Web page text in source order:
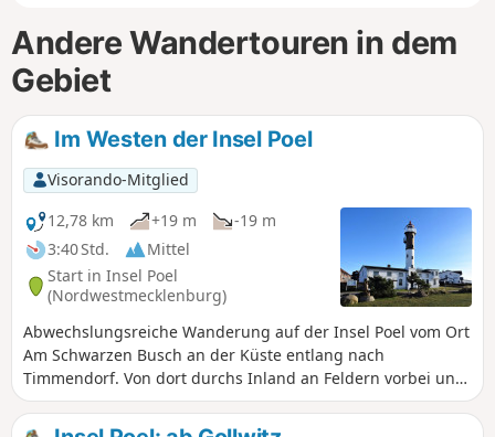
Andere Wandertouren in dem
Gebiet
Im Westen der Insel Poel
Visorando-Mitglied
12,78 km
+19 m
-19 m
3:40 Std.
Mittel
Start in Insel Poel
(Nordwestmecklenburg)
Abwechslungsreiche Wanderung auf der Insel Poel vom Ort
Am Schwarzen Busch an der Küste entlang nach
Timmendorf. Von dort durchs Inland an Feldern vorbei und
über Kirchdorf zurück zum Ausgangspunkt.